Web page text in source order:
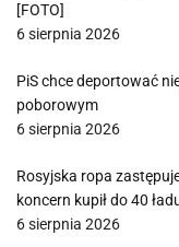
[FOTO]
6 sierpnia 2026
PiS chce deportować
poborowym
6 sierpnia 2026
Rosyjska ropa
koncern kupił do 40
6 sierpnia 2026